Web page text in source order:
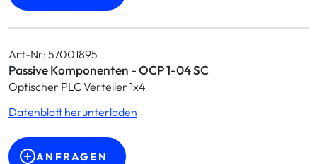
Art-Nr: 57001895
Passive Komponenten - OCP 1-04 SC
Optischer PLC Verteiler 1x4
Datenblatt herunterladen
ANFRAGEN